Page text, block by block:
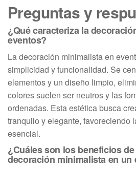
Preguntas y
¿Qué caracteriza la
eventos?
La decoración minimalista en
simplicidad y funcionalidad. Se
elementos y un diseño limpio,
colores suelen ser neutros y las
ordenadas. Esta estética busca
tranquilo y elegante, favoreciendo
esencial.
¿Cuáles son los beneficios
decoración minimalista en un